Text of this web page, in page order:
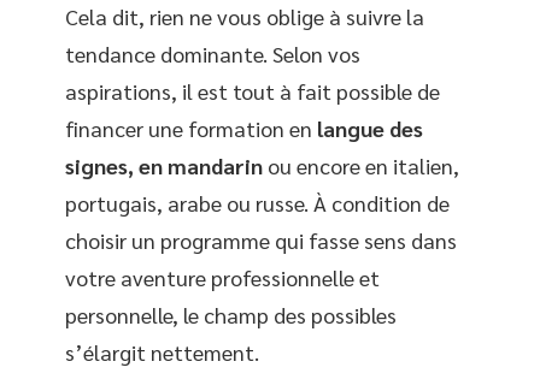
Cela dit, rien ne vous oblige à suivre la
tendance dominante. Selon vos
aspirations, il est tout à fait possible de
financer une formation en langue des
signes, en mandarin ou encore en italien,
portugais, arabe ou russe. À condition de
choisir un programme qui fasse sens dans
votre aventure professionnelle et
personnelle, le champ des possibles
s’élargit nettement.